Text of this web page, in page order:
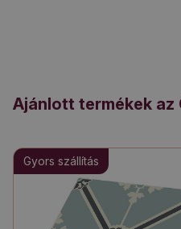
Ajánlott termékek az
Gyors szállítás